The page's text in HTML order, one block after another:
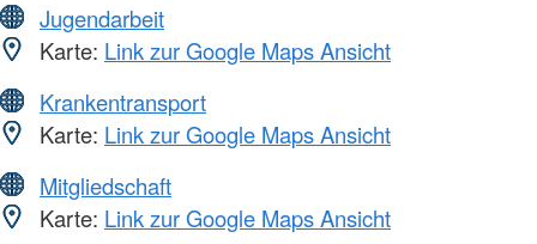
Jugendarbeit
Karte: Link zur Google Maps Ansicht
Krankentransport
Karte: Link zur Google Maps Ansicht
Mitgliedschaft
Karte: Link zur Google Maps Ansicht